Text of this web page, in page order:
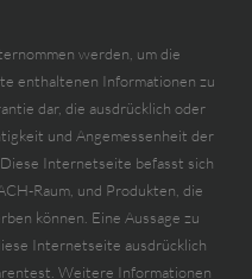
werden, um die
enthaltenen Informationen zu
dar, die ausdrücklich oder
und Angemessenheit der
Internetseite befasst sich
Raum, und Produkten, die
können. Eine Aussage zu
Internetseite ausdrücklich
Weitere Informationen